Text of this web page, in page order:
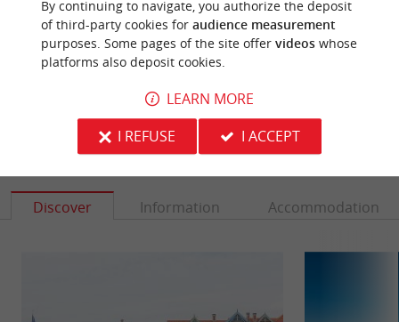
Source :Sirtaqui| Gironde Tourisme
Photo credit : @Sirtaqui Cf. Gironde Tourisme
YOU WILL LIKEALSO
Discover Information Accommodation
By continuing to navigate, you authorize the deposit
of third-party cookies for audience measurement
purposes. Some pages of the site offer videoswhose
platforms also deposit cookies.
LEARN MORE
I REFUSE
I ACCEPT